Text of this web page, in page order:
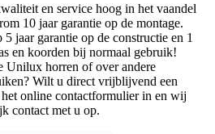
en service hoog in het vaandel
10 jaar garantie op de montage.
jaar garantie op de constructie en 1
en koorden bij normaal gebruik!
Unilux horren of over andere
Wilt u direct vrijblijvend een
online contactformulier in en wij
contact met u op.